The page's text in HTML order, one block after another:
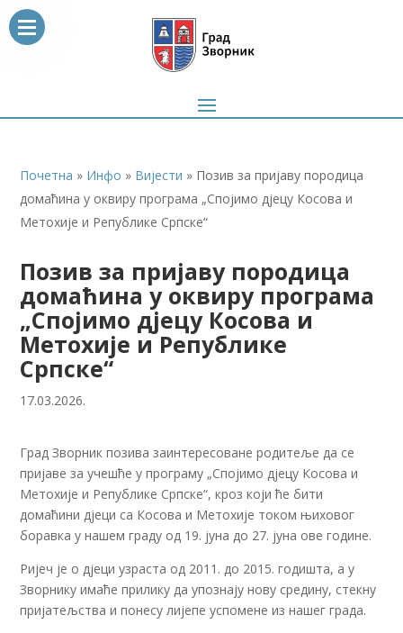
Почетна » Инфо » Вијести » Позив за пријаву породица
домаћина у оквиру програма „Спојимо дјецу Косова и
Метохије и Републике Српске“
Позив за пријаву породица
домаћина у оквиру програма
„Спојимо дјецу Косова и
Метохије и Републике
Српске“
17.03.2026.
Град Зворник позива заинтересоване родитеље да се
пријаве за учешће у програму „Спојимо дјецу Косова и
Метохије и Републике Српске“, кроз који ће бити
домаћини дјеци са Косова и Метохије током њиховог
боравка у нашем граду од 19. јуна до 27. јуна ове године.
Ријеч је о дјеци узраста од 2011. до 2015. годишта, а у
Зворнику имаће прилику да упознају нову средину, стекну
пријатељства и понесу лијепе успомене из нашег града.